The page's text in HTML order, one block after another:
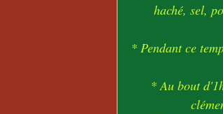
haché, sel,
* Pendant ce
* Au bout